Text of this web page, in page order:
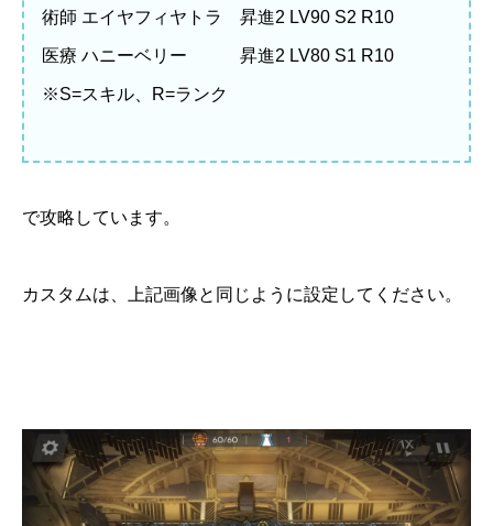
術師 エイヤフィヤトラ 昇進2 LV90 S2 R10
医療 ハニーベリー 昇進2 LV80 S1 R10
※S=スキル、R=ランク
で攻略しています。
カスタムは、上記画像と同じように設定してください。